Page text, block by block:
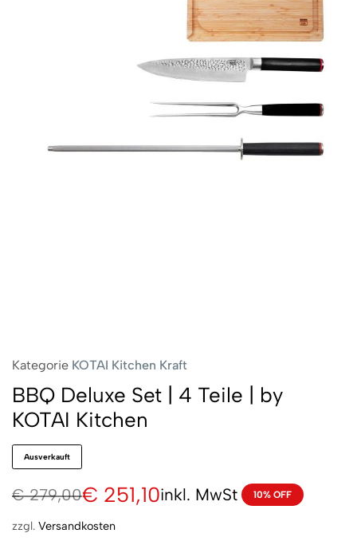
Kategorie KOTAI Kitchen Kraft
BBQ Deluxe Set | 4 Teile | by
KOTAI Kitchen
Ausverkauft
€279,00€ 251,10 10% OFF
inkl. MwSt
zzgl. Versandkosten